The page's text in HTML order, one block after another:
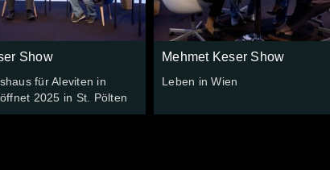
Show
für Aleviten in
2025 in St. Pölten
Mehmet Keser Show
Leben in Wien